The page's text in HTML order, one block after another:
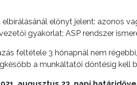
előnyt jelent: azonos
gyakorlat; ASP rendszer
feltétele 3 hónapnál nem
a munkáltatói döntésig kell